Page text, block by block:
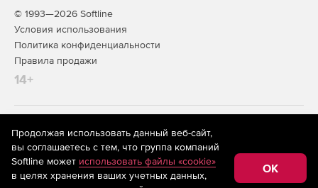
© 1993—2026 Softline
Условия использования
Политика конфиденциальности
Правила продажи
14+
На информационном ресурсе store.softline.ru применяются
рекомендательные технологии
(информационные технологии
предоставления информации на основе сбора,
систематизации и анализа сведений, относящихся к
предпочтениям пользователей сети «Интернет»,
Продолжая использовать данный веб-сайт,
вы соглашаетесь с тем, что группа компаний
Softline может использовать файлы «cookie»
в целях хранения ваших учетных данных,
OK